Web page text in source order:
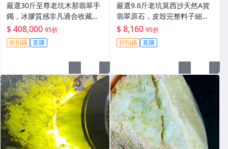
嚴選30斤至尊老坑木那翡翠手
鐲，冰膠質感非凡適合收藏。
翡翠 玩冰手鐲 冰膠感
$ 408,000 95折
折扣碼 直購
嚴選9.6斤老坑莫西沙天然A貨
翡翠原石，皮殼完整料子細
膩，適合打造手鐲精品。#翡
翠 #A貨翡翠 #原石翡翠
$ 8,160 95折
折扣碼 直購